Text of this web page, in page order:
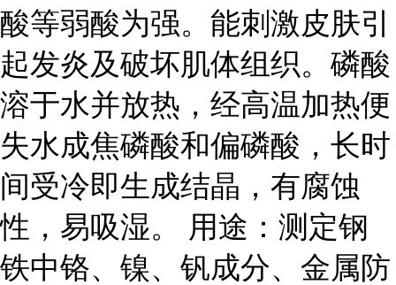
酸等弱酸为强。能刺激皮肤引
起发炎及破坏肌体组织。磷酸
溶于水并放热，经高温加热便
失水成焦磷酸和偏磷酸，长时
间受冷即生成结晶，有腐蚀
性，易吸湿。 用途：测定钢
铁中铬、镍、钒成分、金属防